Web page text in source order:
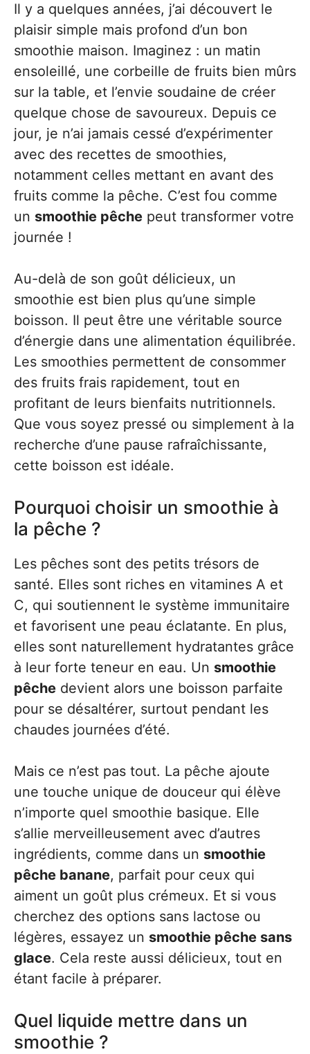
Il y a quelques années, j’ai découvert le
plaisir simple mais profond d’un bon
smoothie maison. Imaginez : un matin
ensoleillé, une corbeille de fruits bien mûrs
sur la table, et l’envie soudaine de créer
quelque chose de savoureux. Depuis ce
jour, je n’ai jamais cessé d’expérimenter
avec des recettes de smoothies,
notamment celles mettant en avant des
fruits comme la pêche. C’est fou comme
un smoothie pêche peut transformer votre
journée !
Au-delà de son goût délicieux, un
smoothie est bien plus qu’une simple
boisson. Il peut être une véritable source
d’énergie dans une alimentation équilibrée.
Les smoothies permettent de consommer
des fruits frais rapidement, tout en
profitant de leurs bienfaits nutritionnels.
Que vous soyez pressé ou simplement à la
recherche d’une pause rafraîchissante,
cette boisson est idéale.
Pourquoi choisir un smoothie à
la pêche ?
Les pêches sont des petits trésors de
santé. Elles sont riches en vitamines A et
C, qui soutiennent le système immunitaire
et favorisent une peau éclatante. En plus,
elles sont naturellement hydratantes grâce
à leur forte teneur en eau. Un smoothie
pêche devient alors une boisson parfaite
pour se désaltérer, surtout pendant les
chaudes journées d’été.
Mais ce n’est pas tout. La pêche ajoute
une touche unique de douceur qui élève
n’importe quel smoothie basique. Elle
s’allie merveilleusement avec d’autres
ingrédients, comme dans un smoothie
pêche banane, parfait pour ceux qui
aiment un goût plus crémeux. Et si vous
cherchez des options sans lactose ou
légères, essayez un smoothie pêche sans
glace. Cela reste aussi délicieux, tout en
étant facile à préparer.
Quel liquide mettre dans un
smoothie ?